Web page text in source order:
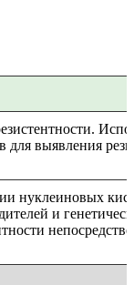
для выявления
нуклеиновых
и